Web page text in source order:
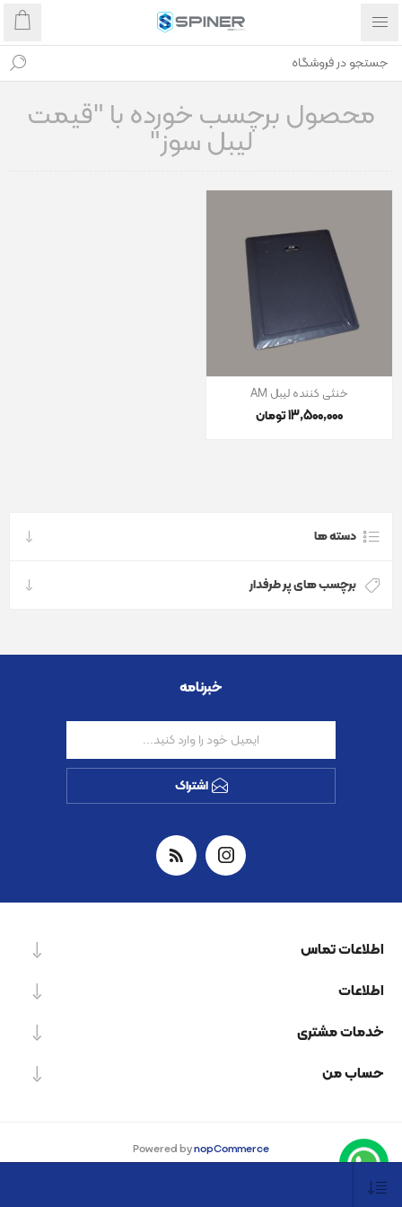
محصول برچسب خورده با "قیمت
لیبل سوز"
خنثی کننده لیبل AM
13٬500٬000 تومان
دسته ها
برچسب های پر طرفدار
خبرنامه
اشتراک
اطلاعات تماس
اطلاعات
خدمات مشتری
حساب من
Powered bynopCommerce
Designed byNop-Templates.com